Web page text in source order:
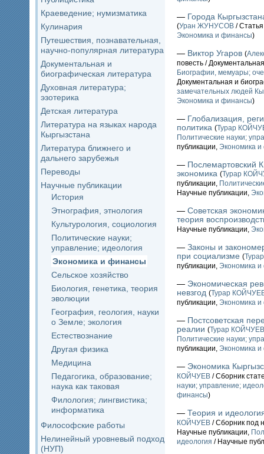
Краеведение; нумизматика
Кулинария
Путешествия, познавательная,
научно-популярная литература
Документальная и
биографическая литература
Духовная литература;
эзотерика
Детская литература
Литература на языках народа
Кыргызстана
Литература ближнего и
дальнего зарубежья
Переводы
Научные публикации
История
Этнография, этнология
Культурология, социология
Политические науки;
управление; идеология
Экономика и финансы
Сельское хозяйство
Биология, генетика, теория
эволюции
География, геология, науки
о Земле; экология
Естествознание
Другая физика
Медицина
Педагогика, образование;
наука как таковая
Филология; лингвистика;
информатика
Философские работы
Нелинейный уровневый подход
(НУП)
— Города
(Уран ЖУНУСОВ /
Экономика и финансы)
— Виктор Угаров (
повесть /
Биографии, мемуары;
Документальная и
замечательных людей
Экономика и финансы)
— Глобализация,
политика (Турар
Политические науки;
публикации, Экономика
— Послемартовский
экономика (Турар
публикации,
Научные публикации,
— Советская
теория
Научные публикации,
— Законы и
при социализме (
публикации, Экономика
— Экономическая
невзгод (Турар
публикации, Экономика
— Постсоветская
реалии (Турар КОЙЧУЕВ
Политические науки;
публикации, Экономика
— Экономика
КОЙЧУЕВ / Сборник
науки; управление;
финансы)
— Теория и
КОЙЧУЕВ / Сборник под
Научные публикации,
идеология / Научные